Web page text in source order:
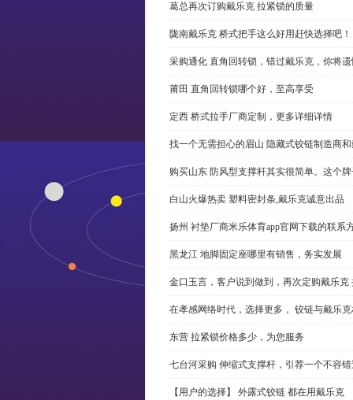
葛总再次订购戴乐克 拉紧锁的质量
陇南戴乐克 桥式把手这么好用赶快选择吧！
采购通化 直角回转锁，错过戴乐克，你将
莆田 直角回转锁哪个好，至高享受
定西 桥式拉手厂商定制，更多详细详情
找一个无需担心的眉山 隐藏式铰链制造商
购买山东 防风型支撑杆其实很简单。这个
白山火爆热卖 塑料密封条,戴乐克诚意出品
扬州 衬垫厂商米乐体育app官网下载的联系
黑龙江 地脚固定座哪里有销售，务实发展
金口玉言，客户说到做到，再次定购戴乐克
在孝感网络时代，选择更多， 铰链与戴乐
东营 拉紧锁价格多少，为您服务
七台河采购 伸缩式支撑杆，引荐一个不容
【用户的选择】 外露式铰链 都在用戴乐克